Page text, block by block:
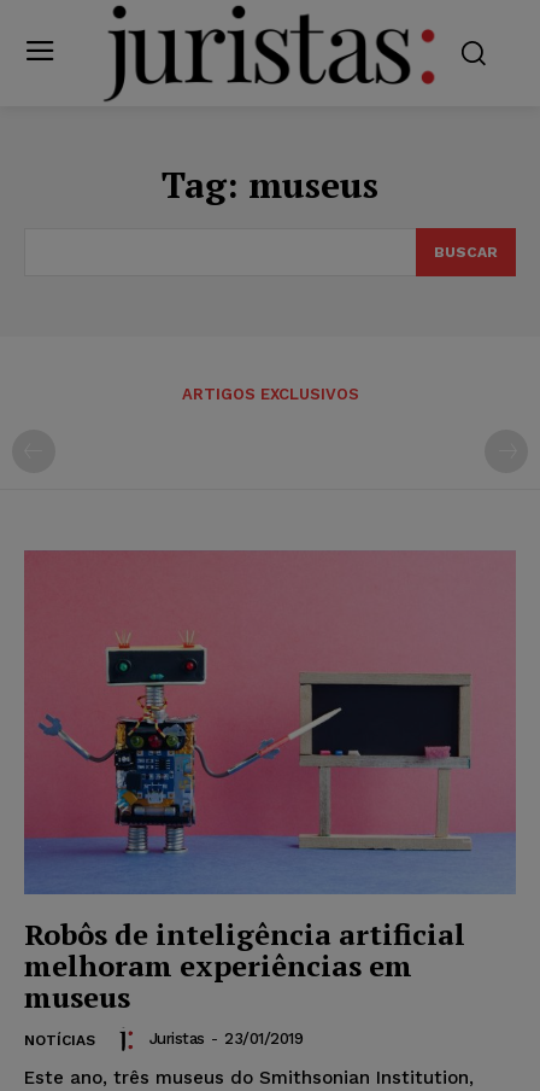
Tag: museus
BUSCAR
ARTIGOS EXCLUSIVOS
Robôs de inteligência artificial
melhoram experiências em
museus
NOTÍCIAS Juristas - 23/01/2019
Este ano, três museus do Smithsonian Institution,